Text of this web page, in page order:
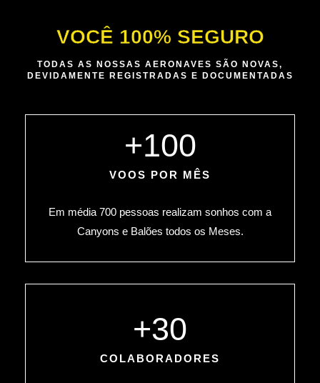
VOCÊ 100% SEGURO
TODAS AS NOSSAS AERONAVES SÃO NOVAS,
DEVIDAMENTE REGISTRADAS E DOCUMENTADAS
VOOS POR MÊS
+100
Em média 700 pessoas realizam sonhos com a
Canyons e Balões todos os Meses.
COLABORADORES
+30